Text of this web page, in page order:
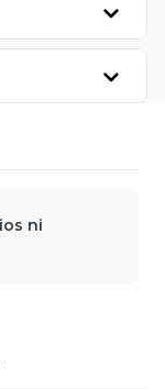
ni